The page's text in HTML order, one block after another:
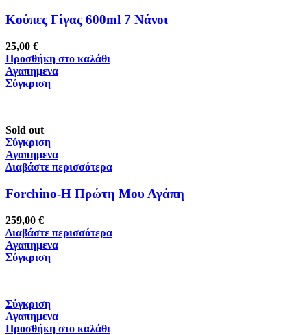
Κούπες Γίγας 600ml 7 Νάνοι
25,00 €
Προσθήκη στο καλάθι
Αγαπημενα
Σύγκριση
Sold out
Σύγκριση
Αγαπημενα
Διαβάστε περισσότερα
Forchino-Η Πρώτη Μου Αγάπη
259,00 €
Διαβάστε περισσότερα
Αγαπημενα
Σύγκριση
Σύγκριση
Αγαπημενα
Προσθήκη στο καλάθι